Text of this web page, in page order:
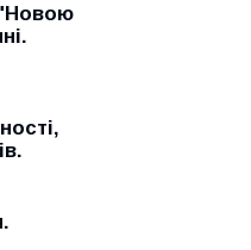
"Новою